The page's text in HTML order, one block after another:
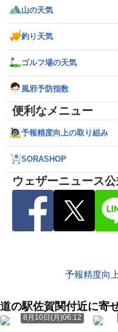
山の天気
釣り天気
ゴルフ場の天気
風邪予防指数
便利なメニュー
予報精度向上の取り組み
SORASHOP
ウェザーニュース
予報精度向
道の駅佐賀関付近に寄
8月10日(月)06:12